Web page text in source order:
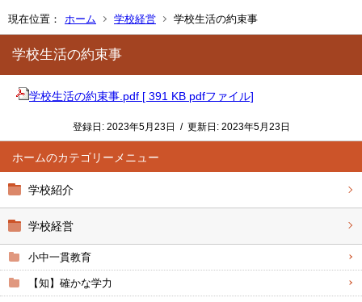
現在位置： ホーム 学校経営 学校生活の約束事
ホーム
学校紹介
学校経営
小中一貫教育
【知】確かな学力
学校生活の約束事
学校生活の約束事.pdf [ 391 KB pdfファイル]
登録日: 2023年5月23日 / 更新日: 2023年5月23日